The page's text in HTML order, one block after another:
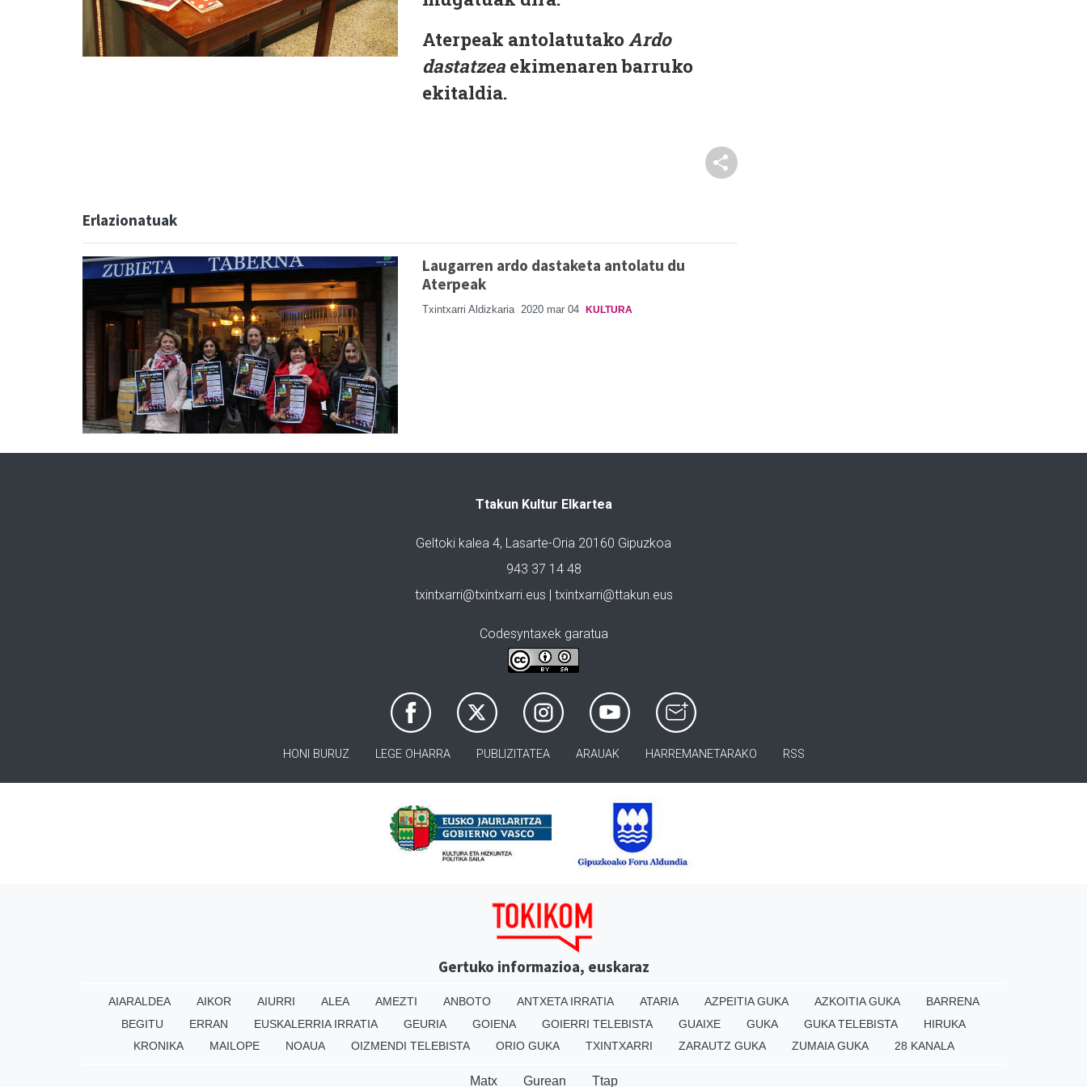
Aterpeak antolatutakoArdo
dastatzea ekimenaren barruko
ekitaldia.
Erlazionatuak
Laugarren ardo dastaketa antolatu du
Aterpeak
Txintxarri Aldizkaria 2020 mar 04 KULTURA
Ttakun Kultur Elkartea
Geltoki kalea 4, Lasarte-Oria 20160 Gipuzkoa
943 37 14 48
txintxarri@txintxarri.eus | txintxarri@ttakun.eus
Codesyntaxek garatua
HONI BURUZ LEGE OHARRA PUBLIZITATEA ARAUAK HARREMANETARAKO RSS
Gertuko informazioa, euskaraz
AIARALDEA AIKOR AIURRI ALEA AMEZTI ANBOTO ANTXETA IRRATIA ATARIA AZPEITIA GUKA AZKOITIA GUKA
BARRENA
BEGITU
ERRAN EUSKALERRIA IRRATIA GEURIA GOIENA GOIERRI TELEBISTA GUAIXE GUKA GUKA TELEBISTA
HIRUKA
KRONIKA
MAILOPE NOAUA OIZMENDI TELEBISTA ORIO GUKA TXINTXARRI ZARAUTZ GUKA ZUMAIA GUKA 28 KANALA
Matx Gurean Ttap